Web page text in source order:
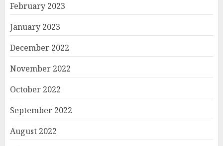
February 2023
January 2023
December 2022
November 2022
October 2022
September 2022
August 2022